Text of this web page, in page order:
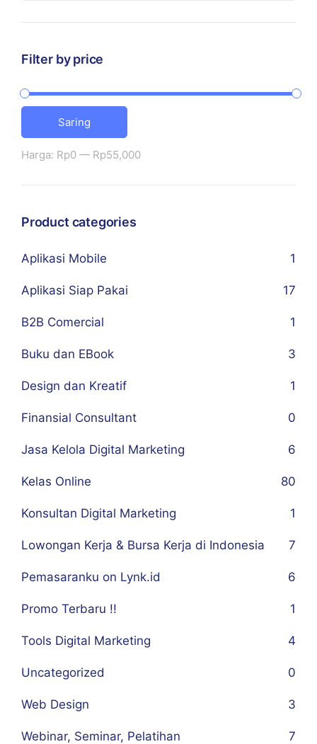
Filter by price
Saring
Harga: Rp0 — Rp55,000
Product categories
Aplikasi Mobile 1
Aplikasi Siap Pakai 17
B2B Comercial 1
Buku dan EBook 3
Design dan Kreatif 1
Finansial Consultant 0
Jasa Kelola Digital Marketing 6
Kelas Online 80
Konsultan Digital Marketing 1
Lowongan Kerja & Bursa Kerja di Indonesia 7
Pemasaranku on Lynk.id 6
Promo Terbaru !! 1
Tools Digital Marketing 4
Uncategorized 0
Web Design 3
Webinar, Seminar, Pelatihan 7